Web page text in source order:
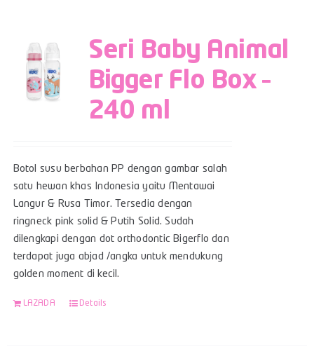
Seri Baby Animal
Bigger Flo Box –
240 ml
Botol susu berbahan PP dengan gambar salah
satu hewan khas Indonesia yaitu Mentawai
Langur & Rusa Timor. Tersedia dengan
ringneck pink solid & Putih Solid. Sudah
dilengkapi dengan dot orthodontic Bigerflo dan
terdapat juga abjad /angka untuk mendukung
golden moment di kecil.
LAZADA Details